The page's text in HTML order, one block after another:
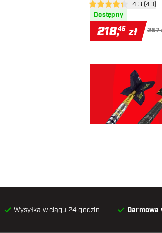
otwórz
4.3 gwiazdki oceny4.3 (40)
Dostępny
218,45 zł 257
Wysyłka w ciągu 24 godzin Darmowa